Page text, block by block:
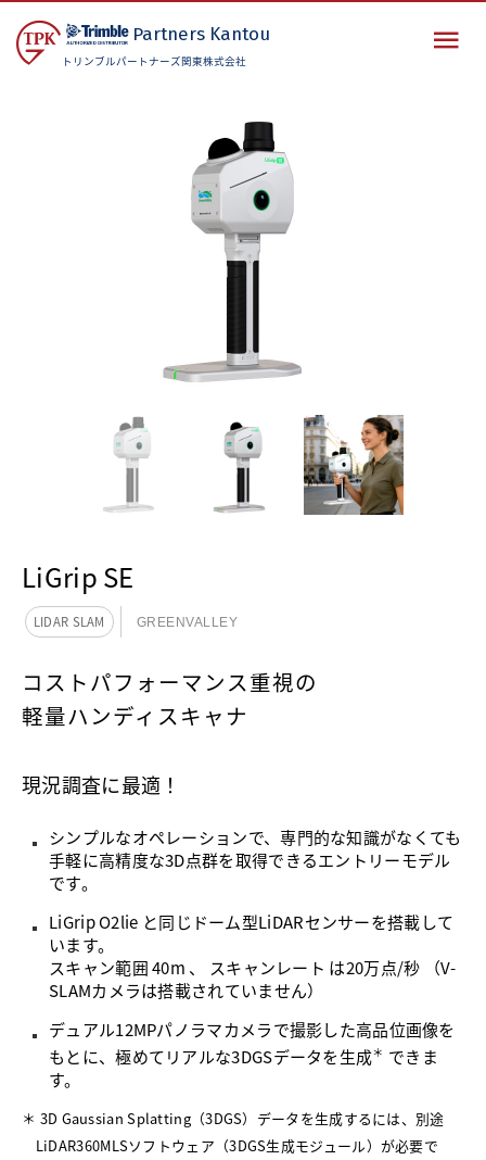
Partners Kantou
トリンブルパートナーズ関東株式会社
LiGrip SE
LIDAR SLAM GREENVALLEY
コストパフォーマンス重視の
軽量ハンディスキャナ
現況調査に最適！
シンプルなオペレーションで、専門的な知識がなくても
手軽に高精度な3D点群を取得できるエントリーモデル
です。
LiGrip O2lie と同じドーム型LiDARセンサーを搭載して
います。
スキャン範囲 40m 、 スキャンレート は20万点/秒 （V-
SLAMカメラは搭載されていません）
デュアル12MPパノラマカメラで撮影した高品位画像を
もとに、極めてリアルな3DGSデータを生成＊ できま
す。
＊ 3D Gaussian Splatting（3DGS）データを生成するには、別途
LiDAR360MLSソフトウェア（3DGS生成モジュール）が必要で